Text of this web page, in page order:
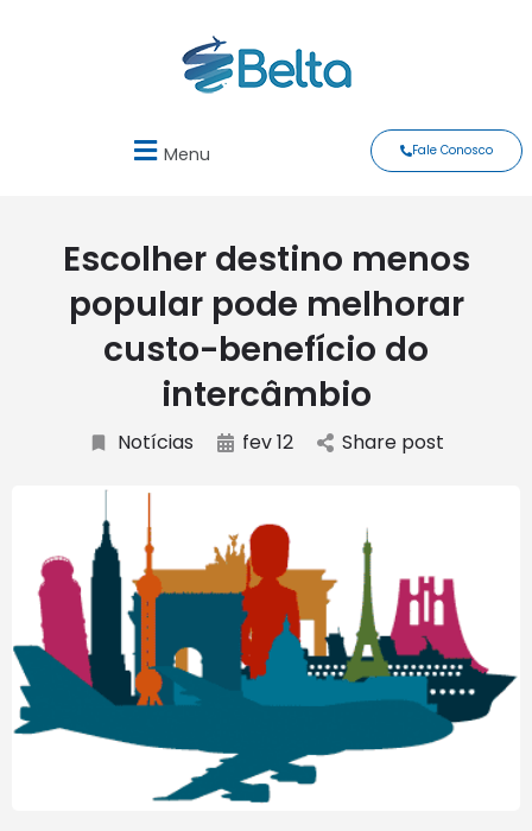
Menu Fale Conosco
Escolher destino menos
popular pode melhorar
custo-benefício do
intercâmbio
Notícias fev 12 Share post